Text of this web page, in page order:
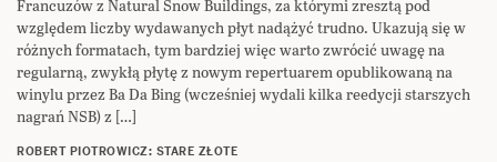
Francuzów z Natural Snow Buildings, za którymi zresztą pod
względem liczby wydawanych płyt nadążyć trudno. Ukazują się w
różnych formatach, tym bardziej więc warto zwrócić uwagę na
regularną, zwykłą płytę z nowym repertuarem opublikowaną na
winylu przez Ba Da Bing (wcześniej wydali kilka reedycji starszych
nagrań NSB) z […]
ROBERT PIOTROWICZ: STARE ZŁOTE